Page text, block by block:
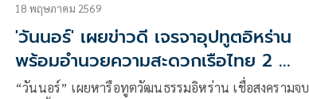
18 พฤษภาคม 2569
'วันนอร์' เผยข่าวดี เจรจาอุปทูตอิหร่าน
พร้อมอำนวยความสะดวกเรือไทย 2 ลำ
ผ่านฮอร์มุซ
“วันนอร์” เผยหารือทูตวัฒนธรรมอิหร่าน เชื่อสงครามจบ